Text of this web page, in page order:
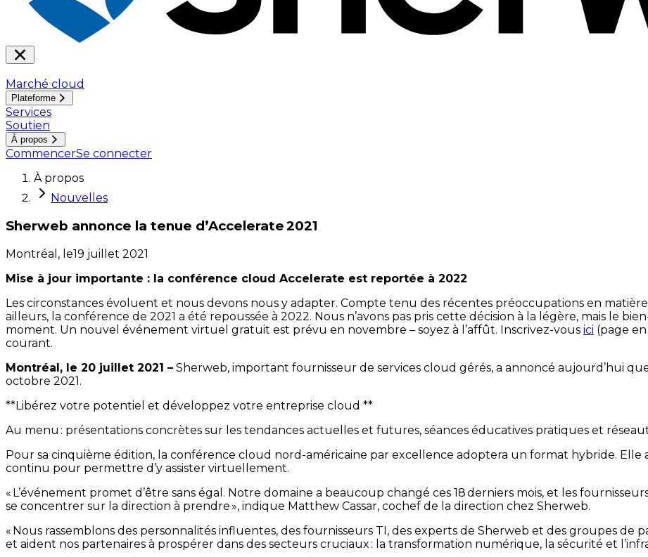
Marché cloud
Plateforme
Services
Soutien
À propos
CommencerSe connecter
À propos
Nouvelles
Sherweb annonce la tenue d’Accelerate 2021
Montréal, le19 juillet 2021
Mise à jour importante : la conférence cloud Accelerate est reportée à 2022
Les circonstances évoluent et nous devons nous y adapter. Compte tenu des récentes préoccupations en
ailleurs, la conférence de 2021 a été repoussée à 2022. Nous n’avons pas pris cette décision à la légère, mais le
moment. Un nouvel événement virtuel gratuit est prévu en novembre – soyez à l’affût. Inscrivez-vous ici (page
courant.
Montréal, le 20 juillet 2021 – Sherweb, important fournisseur de services cloud gérés, a annoncé aujourd’hui
octobre 2021.
**Libérez votre potentiel et développez votre entreprise cloud **
Au menu : présentations concrètes sur les tendances actuelles et futures, séances éducatives pratiques et
Pour sa cinquième édition, la conférence cloud nord-américaine par excellence adoptera un format hybride. Elle
continu pour permettre d’y assister virtuellement.
« L’événement promet d’être sans égal. Notre domaine a beaucoup changé ces 18 derniers mois, et les
se concentrer sur la direction à prendre », indique Matthew Cassar, cochef de la direction chez Sherweb.
« Nous rassemblons des personnalités influentes, des fournisseurs TI, des experts de Sherweb et des groupes
et aident nos partenaires à prospérer dans des secteurs cruciaux : la transformation numérique, la sécurité et